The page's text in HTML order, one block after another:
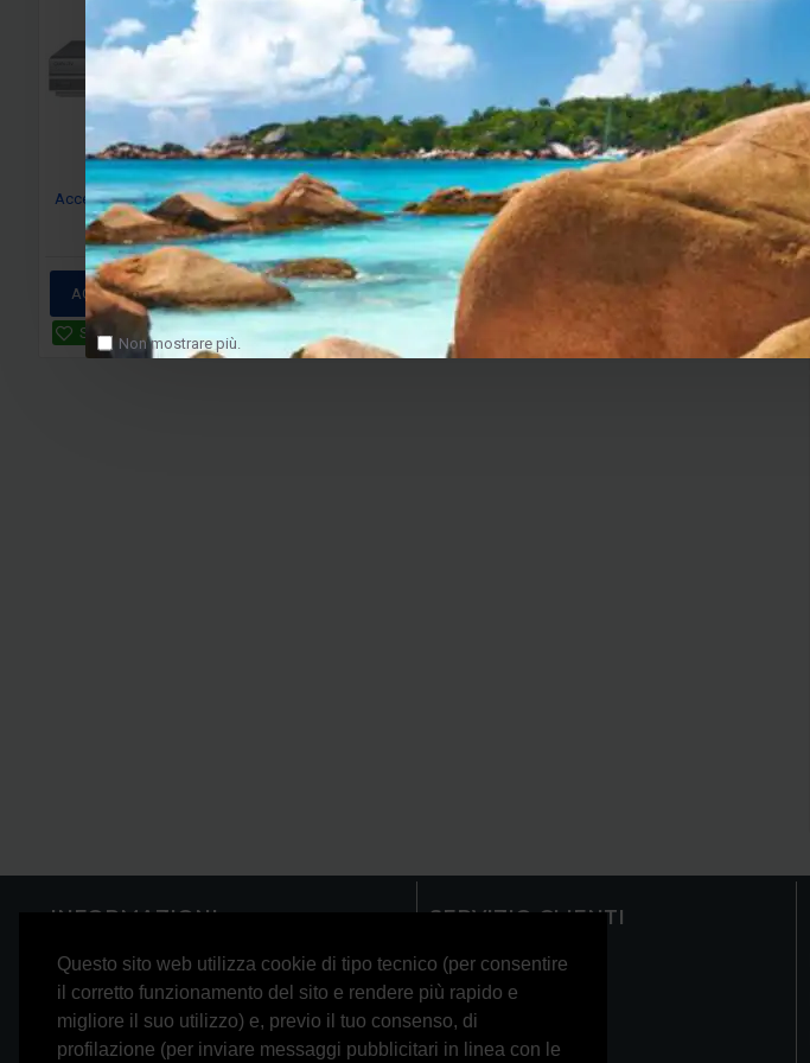
Questo sito web utilizza cookie di tipo tecnico (per consentire
il corretto funzionamento del sito e rendere più rapido e
migliore il suo utilizzo) e, previo il tuo consenso, di
profilazione (per inviare messaggi pubblicitari in linea con le
Non mostrare più.
Accessori Quali-TV QS1080IRCI
530.00€ 599.00€
AGGIUNGI AL CARRELLO
SALVA
INFORMAZIONI
Recensioni
La nostra storia
Trasparenza bancaria
SERVIZIO CLIENTI
Contattaci
Restituzioni
Mappa del sito